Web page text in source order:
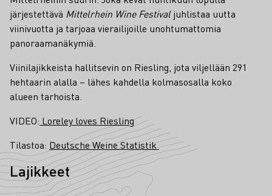
järjestettävä Mittelrhein Wine Festivaljuhlistaa uutta
viinivuotta ja tarjoaa vierailijoille unohtumattomia
panoraamanäkymiä.
Viinilajikkeista hallitsevin on Riesling, jota viljellään 291
hehtaarin alalla – lähes kahdella kolmasosalla koko
alueen tarhoista.
VIDEO: Loreley loves Riesling
Tilastoa: Deutsche Weine Statistik
Lajikkeet